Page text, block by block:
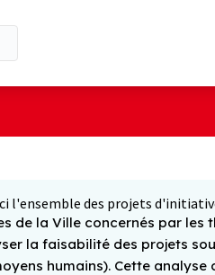
l'ensemble des projets
de la Ville concernés par
la faisabilité des projets
humains). Cette